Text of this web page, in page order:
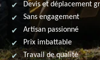
Devis et déplacement
Sans engagement
Artisan passionné
Prix imbattable
Travail de qualité